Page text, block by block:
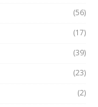
(56)
(17)
(39)
(23)
(2)